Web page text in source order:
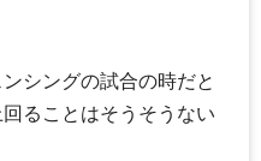
シングの試合の時だと
ることはそうそうない